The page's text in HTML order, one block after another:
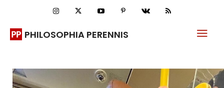
PHILOSOPHIA PERENNIS